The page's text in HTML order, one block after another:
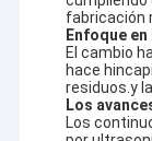
fabricación
Enfoque
El cambio
hace
residuos.y
Los
Los